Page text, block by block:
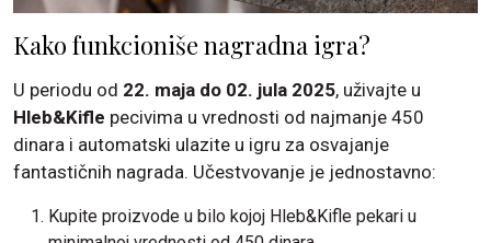
Kako funkcioniše nagradna igra?
U periodu od 22. maja do 02. jula 2025, uživajte u
Hleb&Kifle pecivima u vrednosti od najmanje 450
dinara i automatski ulazite u igru za osvajanje
fantastičnih nagrada. Učestvovanje je jednostavno:
Kupite proizvode u bilo kojoj Hleb&Kifle pekari u